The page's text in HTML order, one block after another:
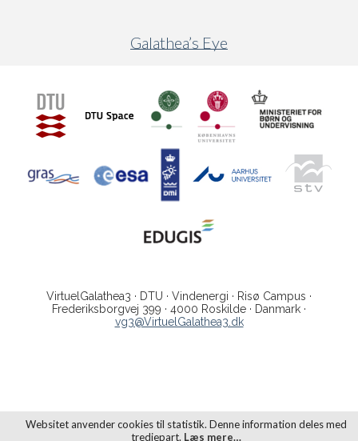
Websitet anvender cookies til statistik. Denne information deles med
tredjepart. Læs mere…
Galathea’s Eye
VirtuelGalathea3 · DTU · Vindenergi · Risø Campus ·
Frederiksborgvej 399 · 4000 Roskilde · Danmark ·
vg3@VirtuelGalathea3.dk